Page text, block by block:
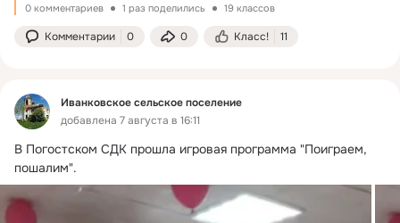
0 комментариев 1 раз поделились 19 классов
Комментарии 0 0 Класс! 11
Иванковское сельское поселение
добавлена 7 августа в 16:11
В Погостском СДК прошла игровая программа "Поиграем,
пошалим".